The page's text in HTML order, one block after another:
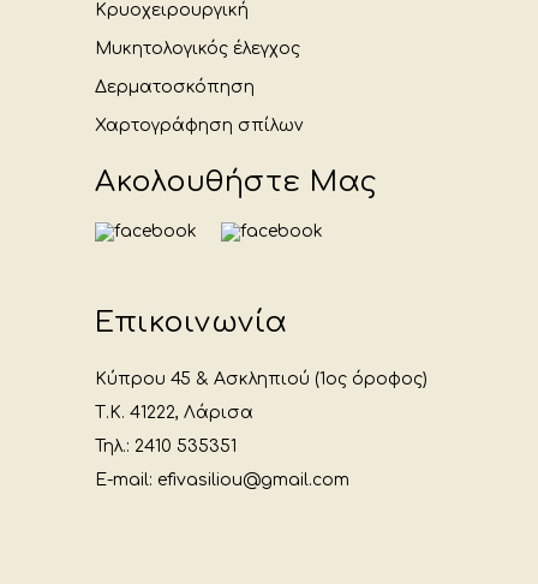
Κρυοχειρουργική
Μυκητολογικός έλεγχος
Δερματοσκόπηση
Χαρτογράφηση σπίλων
Ακολουθήστε Μας
Επικοινωνία
Κύπρου 45 & Ασκληπιού (1ος όροφος)
Τ.Κ. 41222, Λάρισα
Τηλ.: 2410 535351
E-mail: efivasiliou@gmail.com